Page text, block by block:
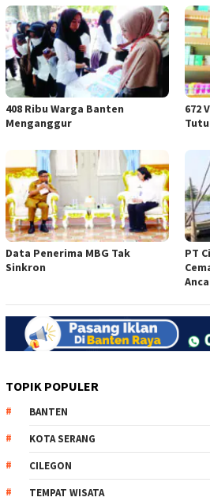
408 Ribu Warga Banten
Menganggur
672
Data Penerima MBG Tak
Sinkron
PT
TOPIK POPULER
BANTEN
KOTA SERANG
CILEGON
TEMPAT WISATA